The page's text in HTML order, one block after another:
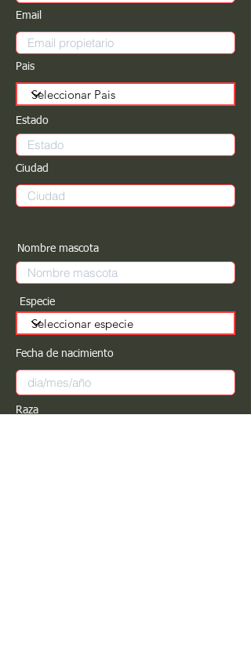
Email
Pais
Estado
Ciudad
Nombre mascota
Especie
Fecha de nacimiento
Raza